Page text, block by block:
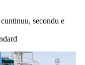
secondu e